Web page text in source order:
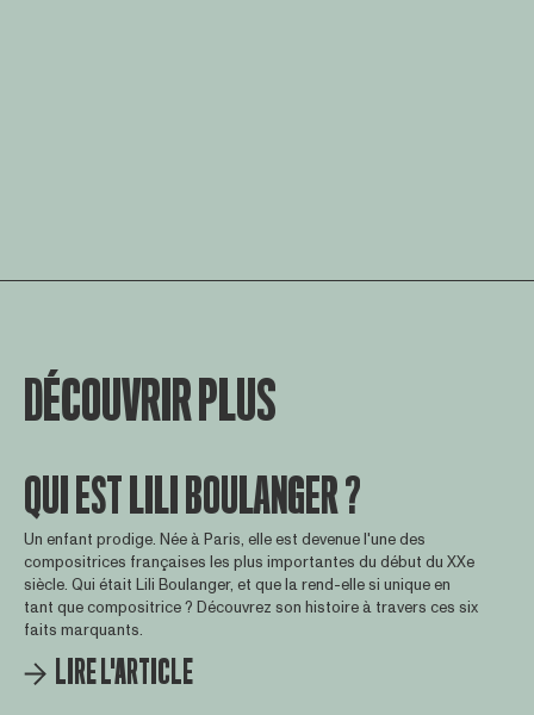
DÉCOUVRIR PLUS
QUI EST LILI BOULANGER ?
Un enfant prodige. Née à Paris, elle est devenue l'une des
compositrices françaises les plus importantes du début du XXe
siècle. Qui était Lili Boulanger, et que la rend-elle si unique en
tant que compositrice ? Découvrez son histoire à travers ces six
faits marquants.
LIRE L'ARTICLE